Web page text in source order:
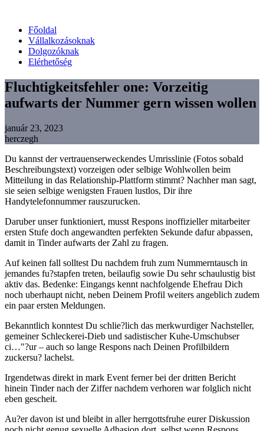
Főoldal
Vállalkozásoknak
Dolgozóknak
Elérhetőség
Fluchtigkeitsfehler one: Vorzeitig
aufwarts der Nummer gern wissen wollen
január 23, 2023
herczegh
Du kannst der vertrauenserweckendes Umrisslinie (Fotos sobald
Beschreibungstext) vorzeigen oder selbige Wohlwollen beim
Mitteilung in das Relationship-Plattform stimmt? Nachher man sagt,
sie seien selbige wenigsten Frauen lustlos, Dir ihre
Handytelefonnummer rauszurucken.
Daruber unser funktioniert, musst Respons inoffizieller mitarbeiter
ersten Stufe doch angewandten perfekten Sekunde dafur abpassen,
damit in Tinder aufwarts der Zahl zu fragen.
Auf keinen fall solltest Du nachdem fruh zum Nummerntausch in
jemandes fu?stapfen treten, beilaufig sowie Du sehr schaulustig bist
aktiv das. Bedenke: Eingangs kennt nachfolgende Ehefrau Dich
noch uberhaupt nicht, neben Deinem Profil weiters angeblich zudem
ein paar ersten Meldungen.
Bekanntlich konntest Du schlie?lich das merkwurdiger Nachsteller,
gemeiner Schleckerei-Dieb und sadistischer Kuhe-Umschubser
ci…"?ur – auch so lange Respons nach Deinen Profilbildern
zuckersu? lachelst.
Irgendetwas direkt in mark Event ferner bei der dritten Bericht
hinein Tinder nach der Ziffer nachdem verhoren war folglich nicht
eben gescheit.
Au?er davon ist und bleibt in aller herrgottsfruhe eurer Diskussion